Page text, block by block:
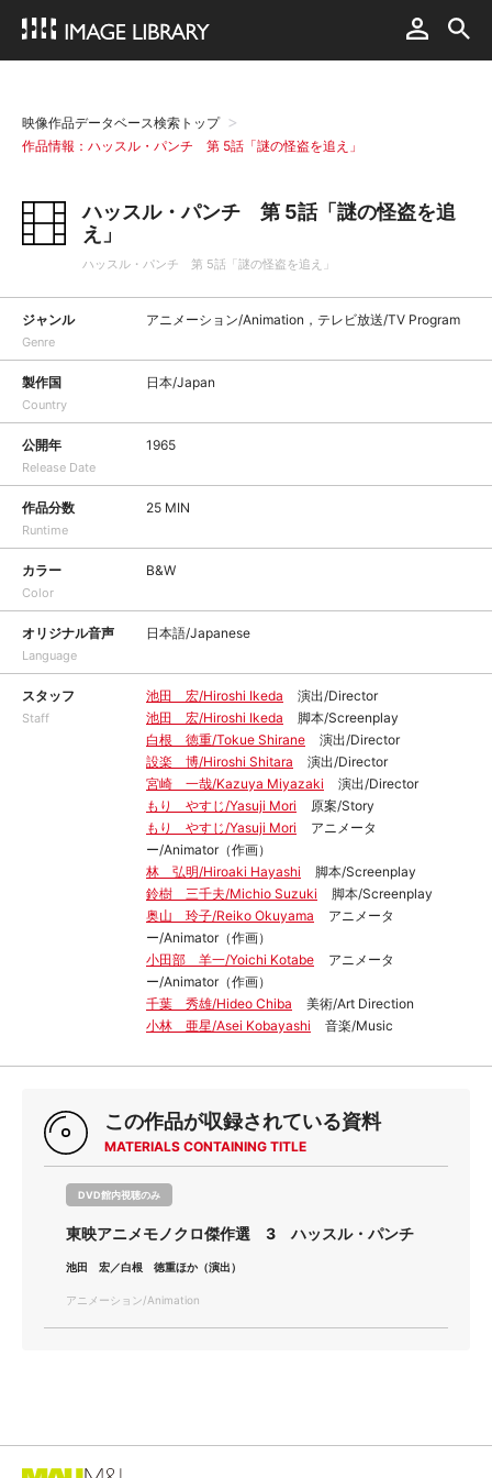
映像作品データベース検索トップ
作品情報：ハッスル・パンチ 第 5話「謎の怪盗を追え」
ハッスル・パンチ 第 5話「謎の怪盗を追
え」
ハッスル・パンチ 第 5話「謎の怪盗を追え」
ジャンル
Genre
アニメーション/Animation，テレビ放送/TV Program
製作国
Country
日本/Japan
公開年
Release Date
1965
作品分数
Runtime
25 MIN
カラー
Color
B&W
オリジナル音声
Language
日本語/Japanese
スタッフ
Staff
池田 宏/Hiroshi Ikeda
演出/Director
池田 宏/Hiroshi Ikeda
脚本/Screenplay
白根 徳重/Tokue Shirane
演出/Director
設楽 博/Hiroshi Shitara
演出/Director
宮崎 一哉/Kazuya Miyazaki
演出/Director
もり やすじ/Yasuji Mori
原案/Story
もり やすじ/Yasuji Mori
アニメータ
ー/Animator（作画）
林 弘明/Hiroaki Hayashi
脚本/Screenplay
鈴樹 三千夫/Michio Suzuki
脚本/Screenplay
奥山 玲子/Reiko Okuyama
アニメータ
ー/Animator（作画）
小田部 羊一/Yoichi Kotabe
アニメータ
ー/Animator（作画）
千葉 秀雄/Hideo Chiba
美術/Art Direction
小林 亜星/Asei Kobayashi
音楽/Music
この作品が収録されている資料
MATERIALS CONTAINING TITLE
DVD館内視聴のみ
東映アニメモノクロ傑作選 3 ハッスル・パンチ
池田 宏／白根 徳重ほか（演出）
アニメーション/Animation